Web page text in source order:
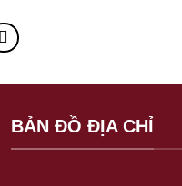
BẢN ĐỒ ĐỊA CHỈ